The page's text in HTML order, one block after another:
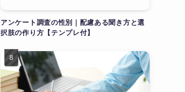
アンケート調査の性別｜配慮ある聞き方と選
択肢の作り方【テンプレ付】